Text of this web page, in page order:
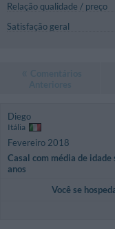
Relação qualidade / preço
Satisfação geral
Diego
Itália
Fevereiro 2018
Casal com média de idade
anos
Você se